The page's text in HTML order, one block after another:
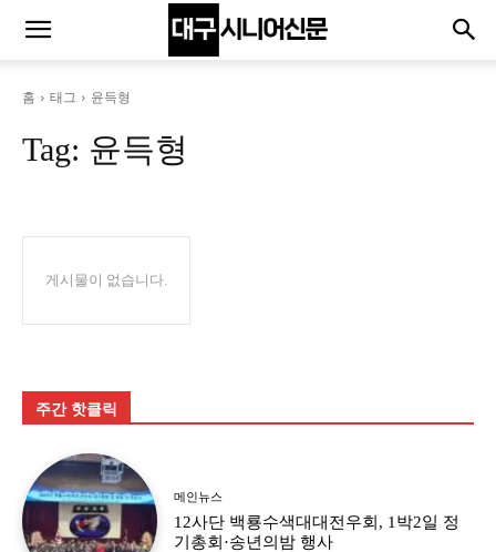
홈 태그 윤득형
Tag: 윤득형
게시물이 없습니다.
주간 핫클릭
메인뉴스
12사단 백룡수색대대전우회, 1박2일 정
기총회·송년의밤 행사